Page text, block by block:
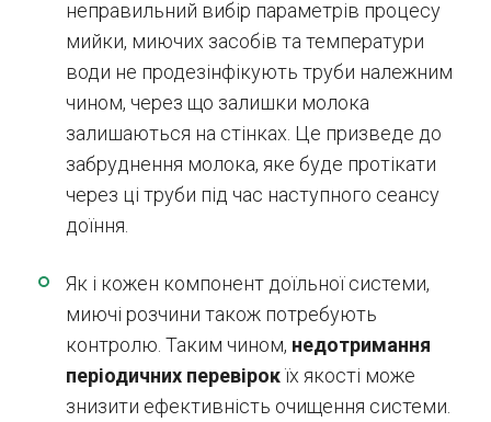
неправильний вибір параметрів процесу
мийки, миючих засобів та температури
води не продезінфікують труби належним
чином, через що залишки молока
залишаються на стінках. Це призведе до
забруднення молока, яке буде протікати
через ці труби під час наступного сеансу
доїння.
Як і кожен компонент доїльної системи,
миючі розчини також потребують
контролю. Таким чином, недотримання
періодичних перевірокїх якості може
знизити ефективність очищення системи.